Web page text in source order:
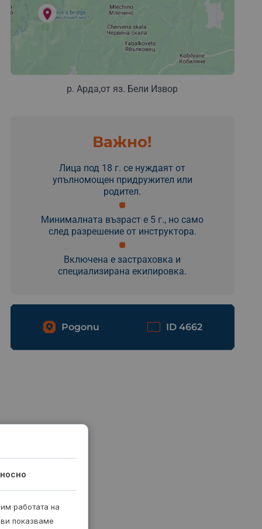
р. Арда,от яз. Бели Извор
Важно!
Лица под 18 г. се нуждаят от
упълномощен придружител или
родител.
Минималната възраст е 5 г., но само
след разрешение от инструктора.
Включена е застраховка и
специализирана екипировка.
Родопи ID 4662
работата на
показваме